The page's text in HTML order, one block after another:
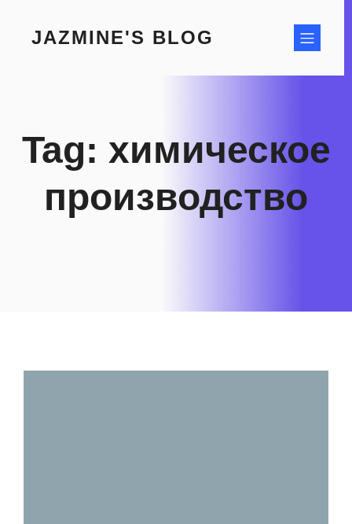
contentJAZMINE'S BLOG
Tag: химическое
производство